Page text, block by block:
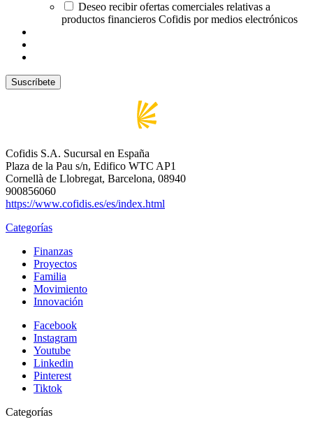
Deseo recibir ofertas comerciales relativas a
productos financieros Cofidis por medios electrónicos
Cofidis S.A. Sucursal en España
Plaza de la Pau s/n, Edifico WTC AP1
Cornellà de Llobregat, Barcelona, 08940
900856060
https://www.cofidis.es/es/index.html
Categorías
Finanzas
Proyectos
Familia
Movimiento
Innovación
Facebook
Instagram
Youtube
Linkedin
Pinterest
Tiktok
Categorías